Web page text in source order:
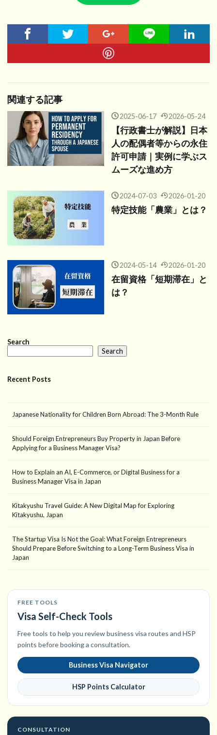
関連する記事
2025-06-17 2026-05-24
【行政書士が解説】日本
人の配偶者等からの永住
許可申請｜実例に学ぶス
ムーズな進め方
2024-07-03 2026-01-20
特定技能「農業」とは？
2024-05-14 2026-01-20
在留資格「短期滞在」と
は？
Search
Search
Recent Posts
Japanese Nationality for Children Born Abroad: The 3-Month Rule
Should Foreign Entrepreneurs Buy Property in Japan Before
Applying for a Business Manager Visa?
How to Explain an AI, E-Commerce, or Digital Business for a
Business Manager Visa in Japan
Kitakyushu Travel Guide: A New Digital Map for Exploring
Kitakyushu, Japan
The Startup Visa Is Not the Goal: What Foreign Entrepreneurs
Should Prepare Before Switching to a Long-Term Business Visa in
Japan
FREE TOOLS
Visa Self-Check Tools
Free tools to help you review business visa routes and HSP
points before booking a consultation.
Business Visa Navigator
HSP Points Calculator
CONSULTATION